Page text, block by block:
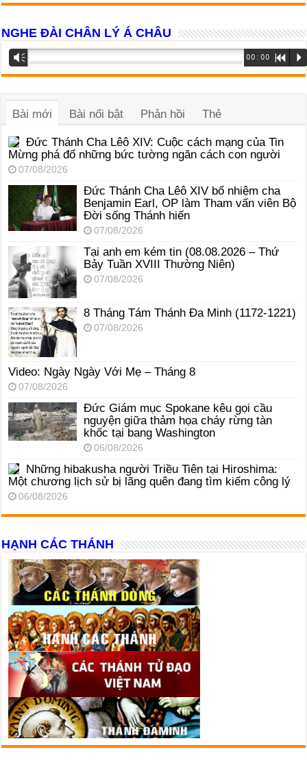
NGHE ĐÀI CHÂN LÝ Á CHÂU
Trình
phát
âm
Vm 00:00 R P
Bài mới Bài nổi bật Phản hồi Thẻ
Đức Thánh Cha Lêô XIV: Cuộc cách mạng của Tin
Mừng phá đổ những bức tường ngăn cách con người
07/08/2026
Đức Thánh Cha Lêô XIV bổ nhiệm cha
Benjamin Earl, OP làm Tham vấn viên Bộ
Đời sống Thánh hiến
07/08/2026
Tại anh em kém tin (08.08.2026 – Thứ
Bảy Tuần XVIII Thường Niên)
07/08/2026
8 Tháng Tám Thánh Ða Minh (1172-1221)
07/08/2026
Video: Ngày Ngày Với Mẹ – Tháng 8
07/08/2026
Đức Giám mục Spokane kêu gọi cầu
nguyện giữa thảm họa cháy rừng tàn
khốc tại bang Washington
06/08/2026
Những hibakusha người Triều Tiên tại Hiroshima:
Một chương lịch sử bị lãng quên đang tìm kiếm công lý
06/08/2026
HẠNH CÁC THÁNH